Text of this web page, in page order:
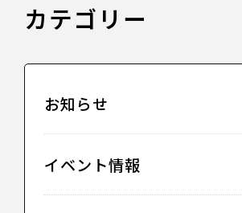
カテゴリー
お知らせ
イベント情報